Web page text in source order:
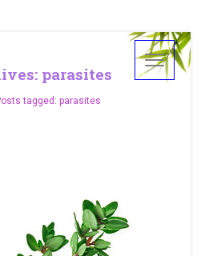
parasites
tagged: parasites